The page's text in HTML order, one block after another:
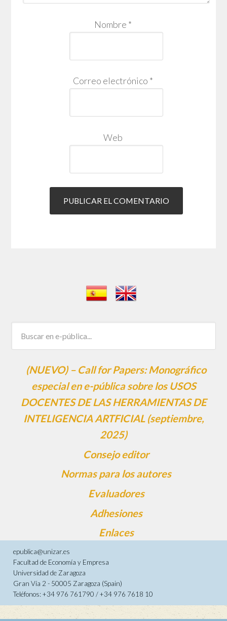
Nombre *
Correo electrónico *
Web
(NUEVO) – Call for Papers: Monográfico
especial en e-pública sobre los USOS
DOCENTES DE LAS HERRAMIENTAS DE
INTELIGENCIA ARTFICIAL (septiembre,
2025)
Consejo editor
Normas para los autores
Evaluadores
Adhesiones
Enlaces
epublica@unizar.es
Facultad de Economía y Empresa
Universidad de Zaragoza
Gran Vía 2 - 50005 Zaragoza (Spain)
Teléfonos: +34 976 761790 / +34 976 7618 10